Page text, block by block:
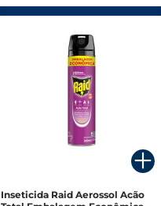
Inseticida Raid Aerossol Acão